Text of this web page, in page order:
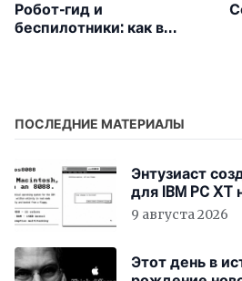
Робот-гид и
беспилотники: как в
ПОСЛЕДНИЕ МАТЕРИАЛЫ
Энтузиаст
для IBM PC
9 августа 2026
Этот день в